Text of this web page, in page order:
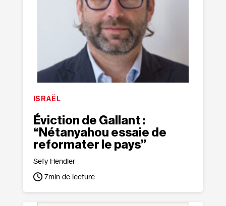
ISRAËL
Éviction de Gallant :
“Nétanyahou essaie de
reformater le pays”
Sefy Hendler
7min de lecture